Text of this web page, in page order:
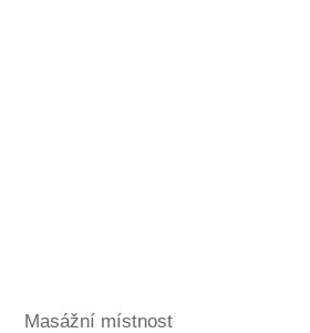
Masážní místnost